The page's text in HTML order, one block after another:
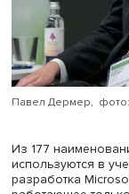
Ограничивать
ресурсов и
регулятора.
условия для
вузов. Кроме
отрасли как
центры
гранты на
вузах, в том